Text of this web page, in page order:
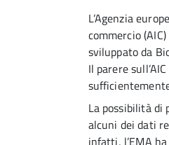
L’Agenzia
commercio
sviluppato da
Il parere
La possibilità di
alcuni dei dati
infatti, l’EMA